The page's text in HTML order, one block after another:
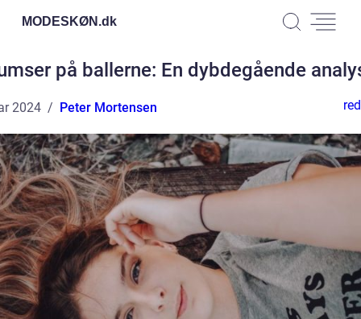
MODESKØN.dk
på ballerne: En dybdegående
2024 Peter Mortensen